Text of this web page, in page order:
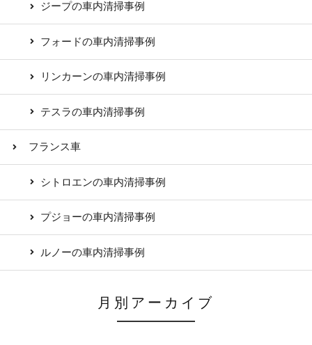
ジープの車内清掃事例
フォードの車内清掃事例
リンカーンの車内清掃事例
テスラの車内清掃事例
フランス車
シトロエンの車内清掃事例
プジョーの車内清掃事例
ルノーの車内清掃事例
月別アーカイブ